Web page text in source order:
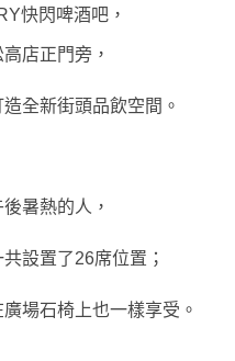
快閃啤酒吧，
店正門旁，
全新街頭品飲空間。
暑熱的人，
設置了26席位置；
場石椅上也一樣享受。